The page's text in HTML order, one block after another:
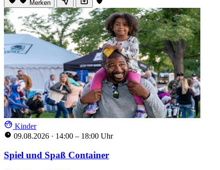
Merken
Kinder
09.08.2026 · 14:00 – 18:00 Uhr
Spiel und Spaß Container